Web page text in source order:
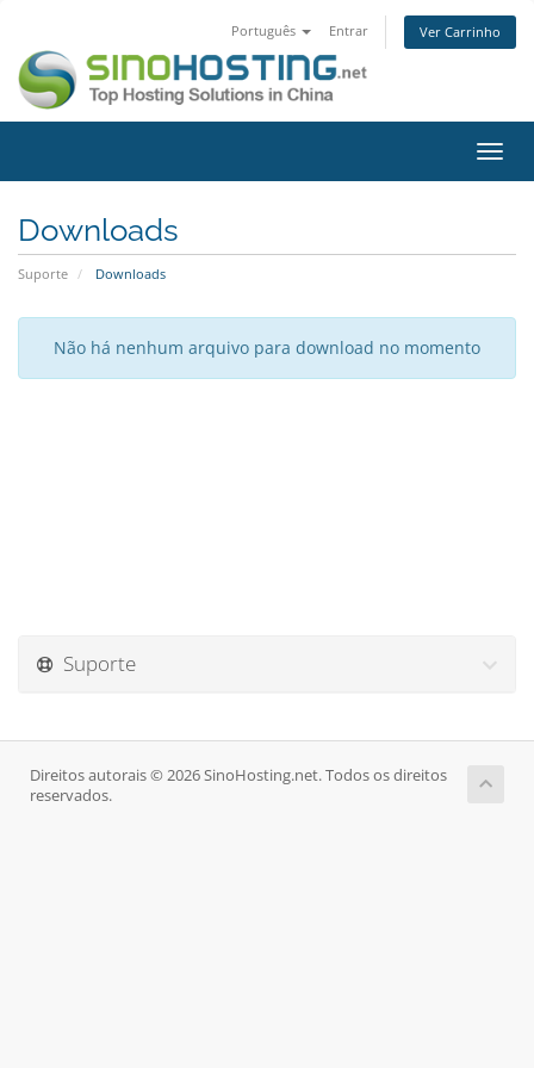
Português Entrar Ver Carrinho
Downloads
Suporte Downloads
Não há nenhum arquivo para download no momento
Suporte
Direitos autorais © 2026 SinoHosting.net. Todos os direitos
reservados.